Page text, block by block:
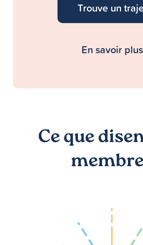
Trouve un
En savoir plus
Ce que